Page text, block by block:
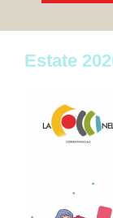
Tu sei qui
Estate